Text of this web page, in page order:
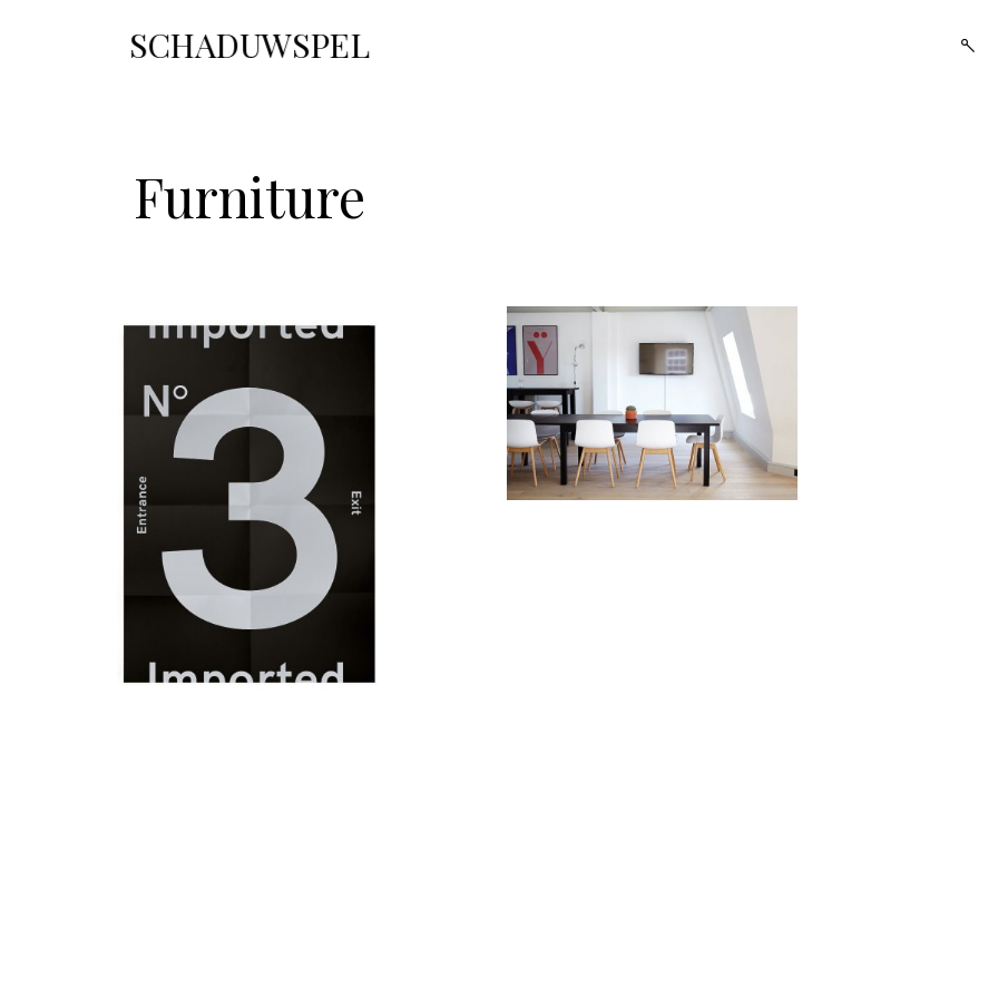
SCHADUWSPEL open
Furniture